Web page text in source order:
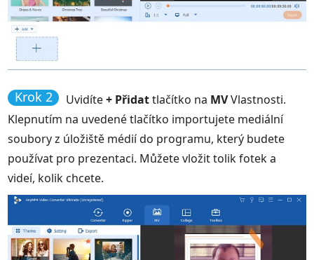
Krok 2 Uvidíte+ Přidattlačítko na MVVlastnosti.
Klepnutím na uvedené tlačítko importujete mediální
soubory z úložiště médií do programu, který budete
používat pro prezentaci. Můžete vložit tolik fotek a
videí, kolik chcete.